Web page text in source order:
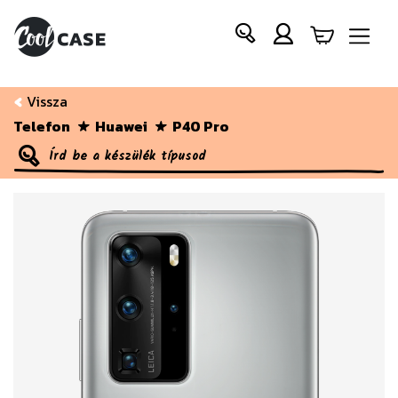
Vissza
Telefon
Huawei P40 Pro